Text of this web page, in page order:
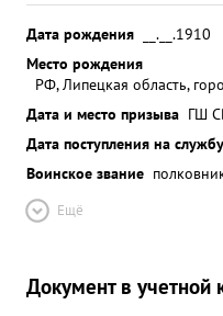
Дата рождения
__.__.1910
Место рождения
РФ, Липецкая область,
Дата и место призыва ГШ
Дата поступления на службу
Воинское звание
Ещё
Документ в учетной